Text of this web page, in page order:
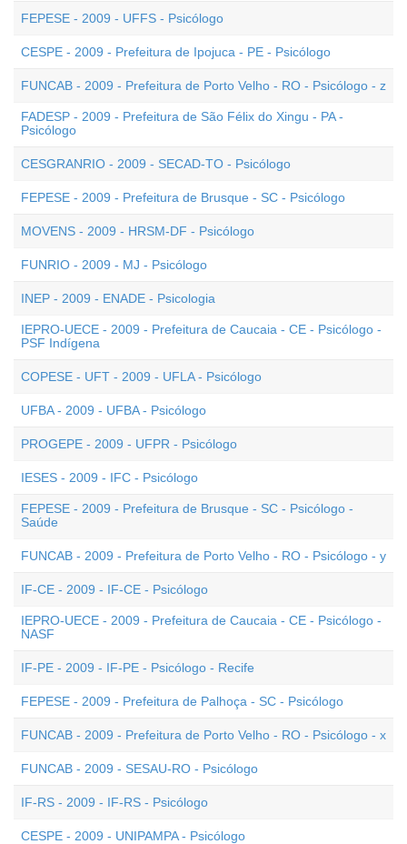
FEPESE - 2009 - UFFS - Psicólogo
CESPE - 2009 - Prefeitura de Ipojuca - PE - Psicólogo
FUNCAB - 2009 - Prefeitura de Porto Velho - RO - Psicólogo - z
FADESP - 2009 - Prefeitura de São Félix do Xingu - PA -
Psicólogo
CESGRANRIO - 2009 - SECAD-TO - Psicólogo
FEPESE - 2009 - Prefeitura de Brusque - SC - Psicólogo
MOVENS - 2009 - HRSM-DF - Psicólogo
FUNRIO - 2009 - MJ - Psicólogo
INEP - 2009 - ENADE - Psicologia
IEPRO-UECE - 2009 - Prefeitura de Caucaia - CE - Psicólogo -
PSF Indígena
COPESE - UFT - 2009 - UFLA - Psicólogo
UFBA - 2009 - UFBA - Psicólogo
PROGEPE - 2009 - UFPR - Psicólogo
IESES - 2009 - IFC - Psicólogo
FEPESE - 2009 - Prefeitura de Brusque - SC - Psicólogo -
Saúde
FUNCAB - 2009 - Prefeitura de Porto Velho - RO - Psicólogo - y
IF-CE - 2009 - IF-CE - Psicólogo
IEPRO-UECE - 2009 - Prefeitura de Caucaia - CE - Psicólogo -
NASF
IF-PE - 2009 - IF-PE - Psicólogo - Recife
FEPESE - 2009 - Prefeitura de Palhoça - SC - Psicólogo
FUNCAB - 2009 - Prefeitura de Porto Velho - RO - Psicólogo - x
FUNCAB - 2009 - SESAU-RO - Psicólogo
IF-RS - 2009 - IF-RS - Psicólogo
CESPE - 2009 - UNIPAMPA - Psicólogo